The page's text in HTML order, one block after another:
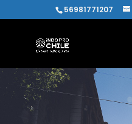
56981771207